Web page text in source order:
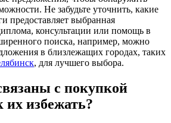
Не забудьте уточнить, какие
предоставляет выбранная
консультации или помощь в
поиска, например, можно
в близлежащих городах, таких
, для лучшего выбора.
с покупкой
их избежать?